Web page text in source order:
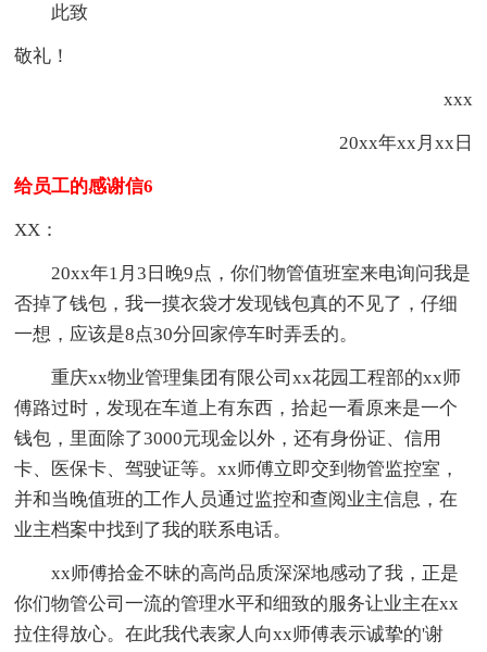
此致
敬礼！
xxx
20xx年xx月xx日
给员工的感谢信6
XX：
20xx年1月3日晚9点，你们物管值班室来电询问我是
否掉了钱包，我一摸衣袋才发现钱包真的不见了，仔细
一想，应该是8点30分回家停车时弄丢的。
重庆xx物业管理集团有限公司xx花园工程部的xx师
傅路过时，发现在车道上有东西，拾起一看原来是一个
钱包，里面除了3000元现金以外，还有身份证、信用
卡、医保卡、驾驶证等。xx师傅立即交到物管监控室，
并和当晚值班的工作人员通过监控和查阅业主信息，在
业主档案中找到了我的联系电话。
xx师傅拾金不昧的高尚品质深深地感动了我，正是
你们物管公司一流的管理水平和细致的服务让业主在xx
拉住得放心。在此我代表家人向xx师傅表示诚挚的'谢